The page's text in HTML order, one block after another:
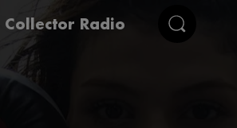
Collector Radio